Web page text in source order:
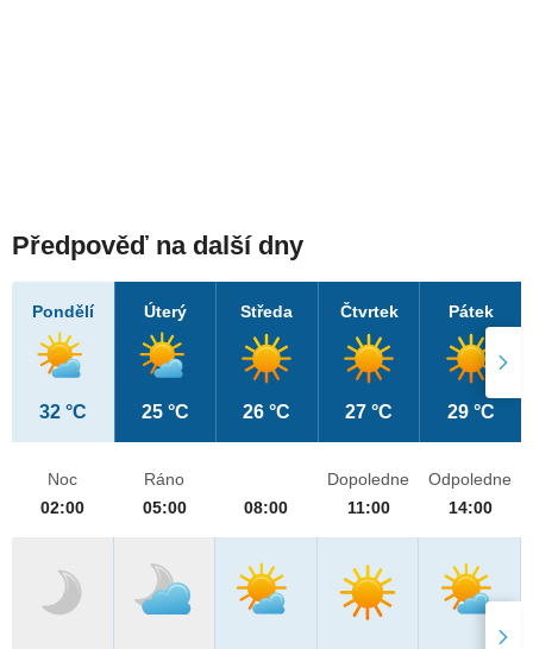
Předpověď na další dny
Pondělí
32 °C
Úterý
25 °C
Středa
26 °C
Čtvrtek
27 °C
Pátek
29 °C
Noc
02:00
Ráno
05:00
08:00
Dopoledne
11:00
Odpoledne
14:00